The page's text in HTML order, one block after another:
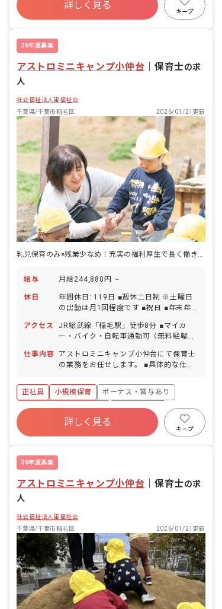
寮・住宅・家賃補助あり
社会保険完備
昇給昇進あり
詳しく見る
キープ
26年度募集
アストロミニキャンプ小仲台 保育士の求
人
社会福祉法人宙福祉会
千葉県/千葉市稲毛区
2026/01/21更新
乳児保育のみ×残業少なめ！充実の福利厚生で長く働きやすい環境です！
給与 月給244,880円 ~
休日
年間休日: 119日 ■週休二日制 ※土曜日
の出勤は月1回程度です ■祝日 ■年末年
89.8％／1時間単位での取得可／5日以上
の連休相談OK） ■慶弔休暇 ■産前産後・
育児休暇（取得率100％・復帰率
100％） ■介護・看護休暇
アクセス
JR総武線「稲毛駅」徒歩8分 ■マイカ
ー・バイク・自転車通勤可（無料駐輪場
仕事内容
アストロミニキャンプ小仲台にて保育士
の業務をお任せします。 ■具体的な仕事
記入（0～1歳児のみ） ・週案・月案の
作成 ・保護者対応
正社員 小規模保育
ボーナス・賞与あり
寮・住宅・家賃補助あり
社会保険完備
福利厚生充実
退職金制度
詳しく見る
キープ
26年度募集
アストロミニキャンプ小仲台 保育士の求
人
社会福祉法人宙福祉会
千葉県/千葉市稲毛区
2026/01/21更新